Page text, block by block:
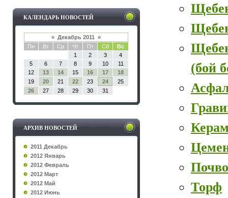
КАЛЕНДАРЬ НОВОСТЕЙ
« Декабрь 2011 »
Пн
Вт Ср Чт Пт Сб
Вс
1
2 3
4
5
6 7 8 9 10
11
12
13 14 15 16 17
18
19
20 21 22 23 24
25
26
27 28 29 30 31
АРХИВ НОВОСТЕЙ
2011 Декабрь
2012 Январь
2012 Февраль
2012 Март
2012 Май
2012 Июнь
(бой
Торф